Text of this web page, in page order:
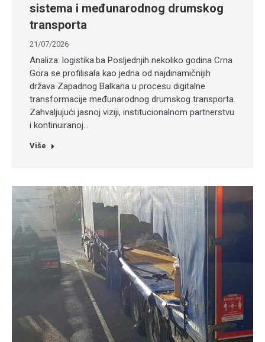
sistema i međunarodnog drumskog
transporta
21/07/2026
Analiza: logistika.ba Posljednjih nekoliko godina Crna
Gora se profilisala kao jedna od najdinamičnijih
država Zapadnog Balkana u procesu digitalne
transformacije međunarodnog drumskog transporta.
Zahvaljujući jasnoj viziji, institucionalnom partnerstvu
i kontinuiranoj…
Više